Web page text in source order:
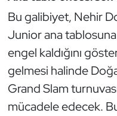
Bu galibiyet, Nehir
Junior ana
engel kaldığını
gelmesi halinde
Grand Slam
mücadele edecek.
Motor Sporları
Muay Thai
Okçuluk
Optimist